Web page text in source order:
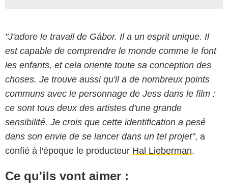
"J'adore le travail de Gábor. Il a un esprit unique. Il
est capable de comprendre le monde comme le font
les enfants, et cela oriente toute sa conception des
choses. Je trouve aussi qu'il a de nombreux points
communs avec le personnage de Jess dans le film :
ce sont tous deux des artistes d'une grande
sensibilité. Je crois que cette identification a pesé
dans son envie de se lancer dans un tel projet", a
confié à l'époque le producteur Hal Lieberman.
Ce qu'ils vont aimer :